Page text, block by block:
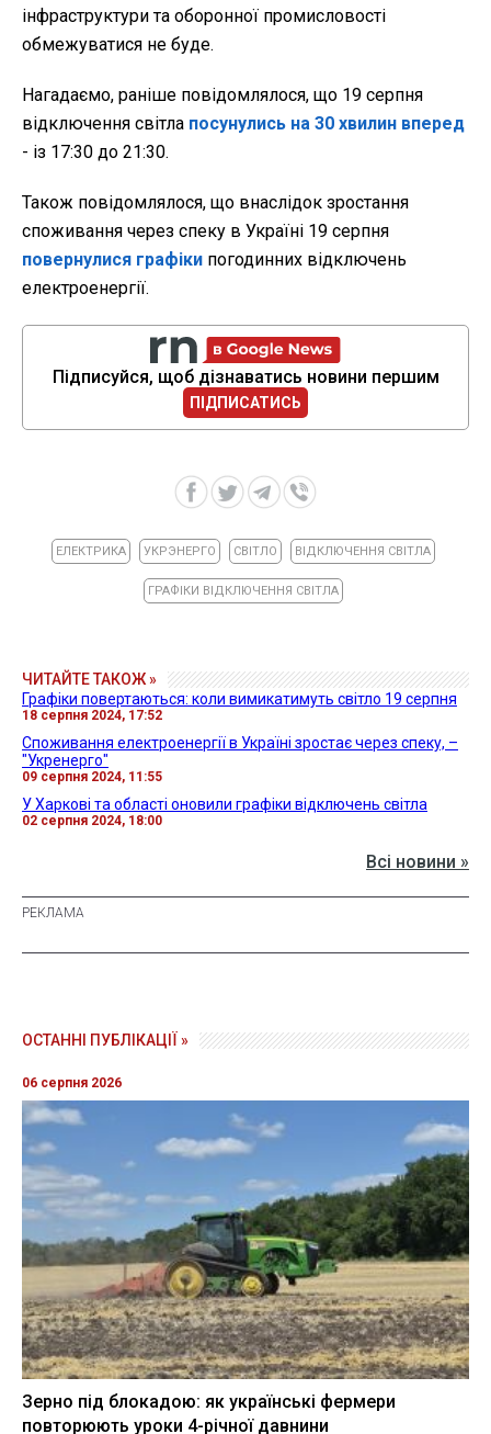
інфраструктури та оборонної промисловості
обмежуватися не буде.
Нагадаємо, раніше повідомлялося, що 19 серпня
відключення світла посунулись на 30 хвилин вперед
- із 17:30 до 21:30.
Також повідомлялося, що внаслідок зростання
споживання через спеку в Україні 19 серпня
повернулися графіки погодинних відключень
електроенергії.
Підписуйся, щоб дізнаватись новини першим
ПІДПИСАТИСЬ
ЕЛЕКТРИКА УКРЭНЕРГО СВІТЛО ВІДКЛЮЧЕННЯ СВІТЛА
ГРАФІКИ ВІДКЛЮЧЕННЯ СВІТЛА
ЧИТАЙТЕ ТАКОЖ »
Графіки повертаються: коли вимикатимуть світло 19 серпня
18 серпня 2024, 17:52
Споживання електроенергії в Україні зростає через спеку, –
"Укренерго"
09 серпня 2024, 11:55
У Харкові та області оновили графіки відключень світла
02 серпня 2024, 18:00
Всі новини »
ОСТАННІ ПУБЛІКАЦІЇ »
06 серпня 2026
Зерно під блокадою: як українські фермери
повторюють уроки 4-річної давнини